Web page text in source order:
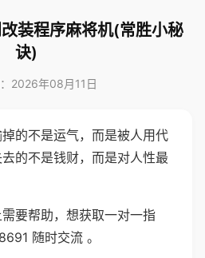
装程序麻将机(常胜小秘
诀)
2026年08月11日
的不是运气，而是被人用代
的不是钱财，而是对人性最
要帮助，想获取一对一指
随时交流 。